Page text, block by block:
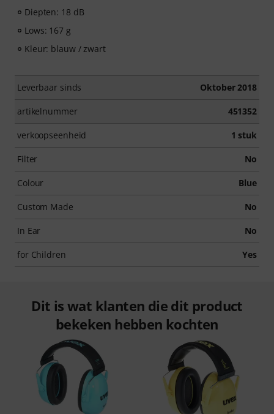
Diepten: 18 dB
Lows: 167 g
Kleur: blauw / zwart
Leverbaar sinds Oktober 2018
artikelnummer 451352
verkoopseenheid 1 stuk
Filter No
Colour Blue
Custom Made No
In Ear No
for Children Yes
Dit is wat klanten die dit product
bekeken hebben kochten